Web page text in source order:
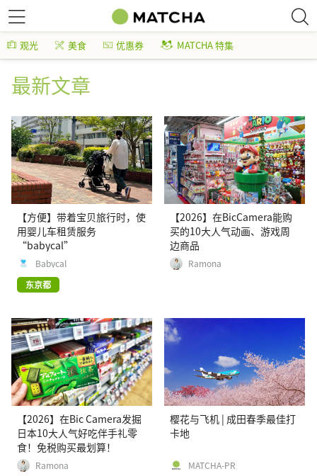
观光 美食 优惠券 MATCHA 特集
最新文章
【方便】带着宝贝旅行时，使
用婴儿车租赁服务
“babycal”
Babycal
东京都
【2026】在BicCamera能购
买的10大人气动画、游戏周
边商品
Ramona
【2026】在Bic Camera发掘
日本10大人气好吃伴手礼零
食！免税购买最划算！
Ramona
樱花与飞机 | 成田春季最佳打
卡地
MATCHA-PR